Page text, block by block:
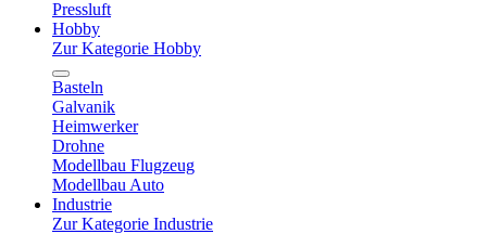
Pressluft
Hobby
Zur Kategorie Hobby
Basteln
Galvanik
Heimwerker
Drohne
Modellbau Flugzeug
Modellbau Auto
Industrie
Zur Kategorie Industrie